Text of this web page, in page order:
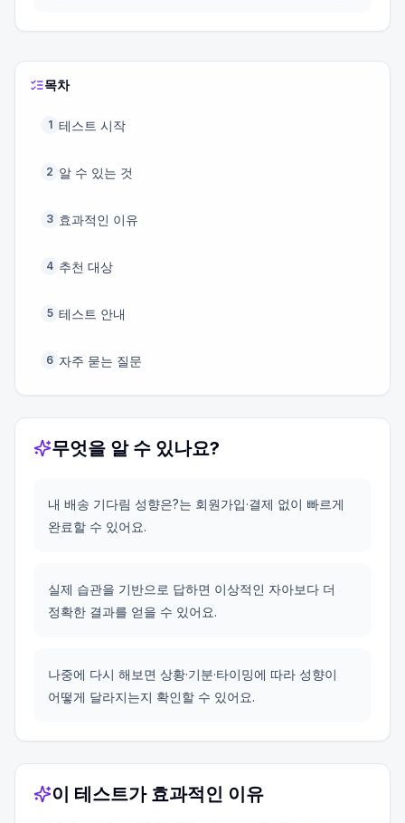
목차
1 테스트 시작
2 알 수 있는 것
3 효과적인 이유
4 추천 대상
5 테스트 안내
6 자주 묻는 질문
무엇을 알 수 있나요?
내 배송 기다림 성향은?는 회원가입·결제 없이 빠르게
완료할 수 있어요.
실제 습관을 기반으로 답하면 이상적인 자아보다 더
정확한 결과를 얻을 수 있어요.
나중에 다시 해보면 상황·기분·타이밍에 따라 성향이
어떻게 달라지는지 확인할 수 있어요.
이 테스트가 효과적인 이유